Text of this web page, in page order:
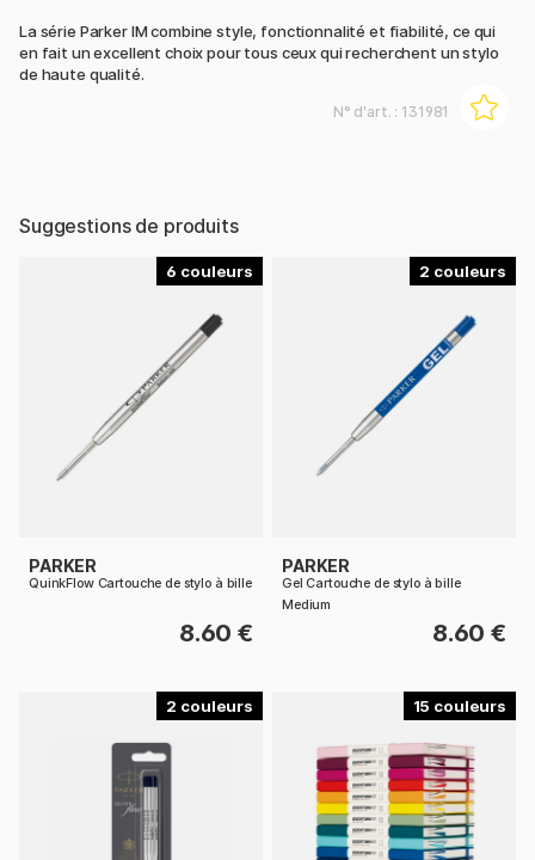
La série Parker IM combine style, fonctionnalité et fiabilité, ce qui
en fait un excellent choix pour tous ceux qui recherchent un stylo
de haute qualité.
N° d'art. : 131981
Suggestions de produits
6
PARKER
QuinkFlow Cartouche de stylo à bille
8.60 €
2
PARKER
Gel Cartouche de stylo à bille
Medium
8.60 €
2 15